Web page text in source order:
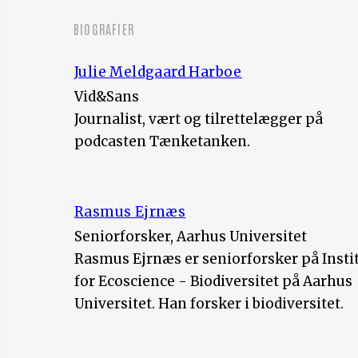
BIOGRAFIER
Julie Meldgaard Harboe
Vid&Sans
Journalist, vært og tilrettelægger på
podcasten Tænketanken.
Rasmus Ejrnæs
Seniorforsker, Aarhus Universitet
Rasmus Ejrnæs er seniorforsker på
for Ecoscience - Biodiversitet på Aarhus
Universitet. Han forsker i biodiversitet.